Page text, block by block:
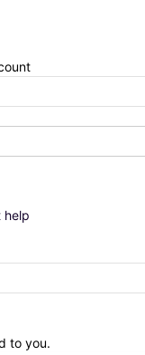
help
to you.